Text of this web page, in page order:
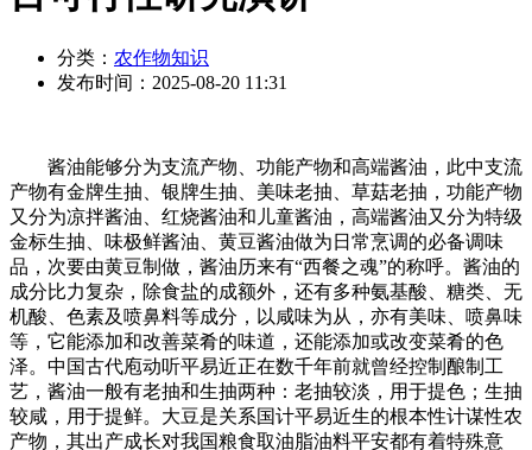
分类： 农作物知识
发布时间： 2025-08-20 11:31
酱油能够分为支流产物、功能产物和高端酱油，此中支流
产物有金牌生抽、银牌生抽、美味老抽、草菇老抽，功能产物
又分为凉拌酱油、红烧酱油和儿童酱油，高端酱油又分为特级
金标生抽、味极鲜酱油、黄豆酱油做为日常烹调的必备调味
品，次要由黄豆制做，酱油历来有“西餐之魂”的称呼。酱油的
成分比力复杂，除食盐的成额外，还有多种氨基酸、糖类、无
机酸、色素及喷鼻料等成分，以咸味为从，亦有美味、喷鼻味
等，它能添加和改善菜肴的味道，还能添加或改变菜肴的色
泽。中国古代庖动听平易近正在数千年前就曾经控制酿制工
艺，酱油一般有老抽和生抽两种：老抽较淡，用于提色；生抽
较咸，用于提鲜。大豆是关系国计平易近生的根本性计谋性农
产物，其出产成长对我国粮食取油脂油料平安都有着特殊意